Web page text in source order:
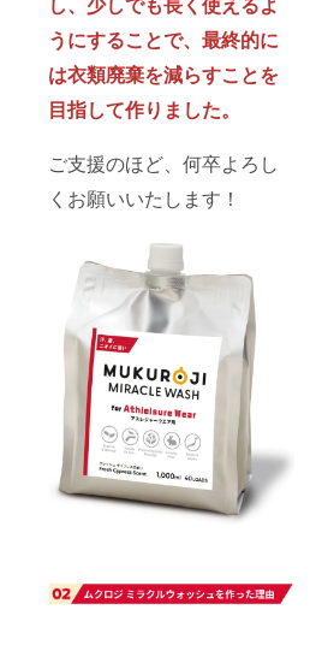
うにすることで、最終的に
は衣類廃棄を減らすことを
目指して作りました。
ご支援のほど、何卒よろし
くお願いいたします！